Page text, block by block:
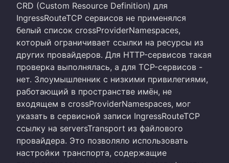
CRD (Custom Resource Definition) для
IngressRouteTCP сервисов не применялся
белый список crossProviderNamespaces,
который ограничивает ссылки на ресурсы из
других провайдеров. Для HTTP-сервисов такая
проверка выполнялась, а для TCP-сервисов -
нет. Злоумышленник с низкими привилегиями,
работающий в пространстве имён, не
входящем в crossProviderNamespaces, мог
указать в сервисной записи IngressRouteTCP
ссылку на serversTransport из файлового
провайдера. Это позволяло использовать
настройки транспорта, содержащие